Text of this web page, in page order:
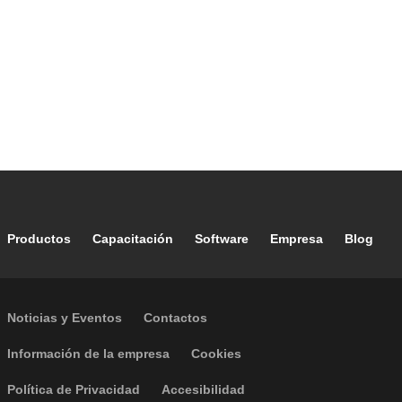
Footer main navigation
Productos Capacitación Software Empresa Blog
Footer secondary navigation
Noticias y Eventos Contactos
Footer menu
Información de la empresa Cookies
Política de Privacidad Accesibilidad